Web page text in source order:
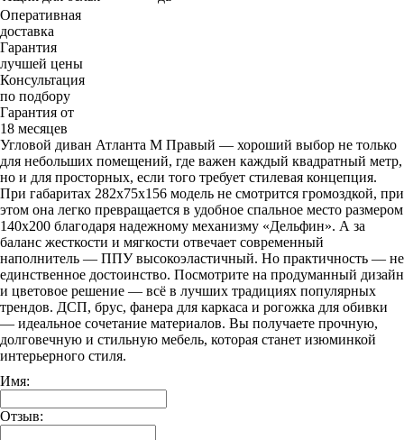
Оперативная
доставка
Гарантия
лучшей цены
Консультация
по подбору
Гарантия от
18 месяцев
Угловой диван Атланта М Правый — хороший выбор не только
для небольших помещений, где важен каждый квадратный метр,
но и для просторных, если того требует стилевая концепция.
При габаритах 282х75х156 модель не смотрится громоздкой, при
этом она легко превращается в удобное спальное место размером
140х200 благодаря надежному механизму «Дельфин». А за
баланс жесткости и мягкости отвечает современный
наполнитель — ППУ высокоэластичный. Но практичность — не
единственное достоинство. Посмотрите на продуманный дизайн
и цветовое решение — всё в лучших традициях популярных
трендов. ДСП, брус, фанера для каркаса и рогожка для обивки
— идеальное сочетание материалов. Вы получаете прочную,
долговечную и стильную мебель, которая станет изюминкой
интерьерного стиля.
Имя:
Отзыв: